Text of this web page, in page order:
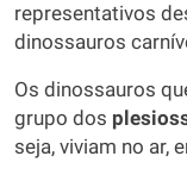
representativos
dinossauros
Os dinossauros
grupo dos
seja, viviam no ar,